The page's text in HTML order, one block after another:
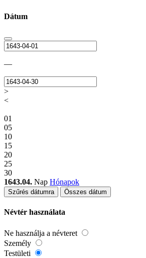
Dátum
—
>
<
01
05
10
15
20
25
30
1643.04. Nap Hónapok
Szűrés dátumra Összes dátum
Névtér használata
Ne használja a névteret
Személy
Testületi